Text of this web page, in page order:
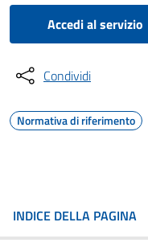
Accedi al servizio
Condividi
Normativa di riferimento
INDICE DELLA PAGINA